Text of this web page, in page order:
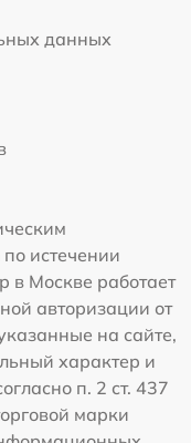
данных
истечении
в Москве работает
авторизации от
на сайте,
характер и
п. 2 ст. 437
марки